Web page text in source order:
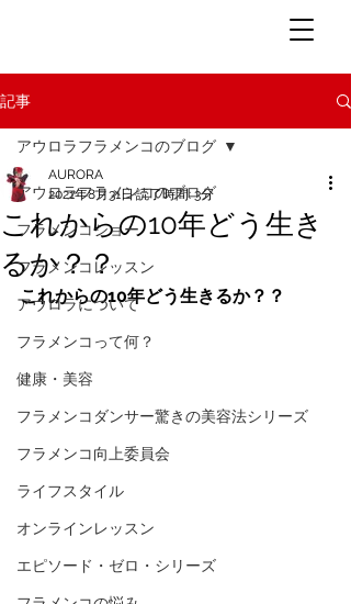
記事
アウロラフラメンコのブログ
フラメンコショー
フラメンコレッスン
アウロラについて
フラメンコって何？
健康・美容
フラメンコダンサー驚きの美容法シリーズ
フラメンコ向上委員会
ライフスタイル
オンラインレッスン
エピソード・ゼロ・シリーズ
アウロラフラメンコのブログ
これからの10年どう生き
るか？？
AURORA
2021年8月31日読了時間: 3分
これからの10年どう生きるか？？